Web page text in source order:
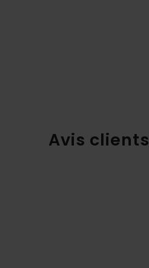
Avis clients